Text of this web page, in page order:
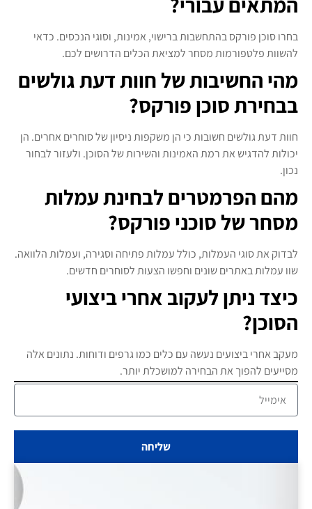
שליחה
בחרו סוכן פורקס בהתחשבות ברישוי, אמינות, וסוגי הנכסים. כדאי
להשוות פלטפורמות מסחר למציאת הכלים הדרושים לכם.
מהי החשיבות של חוות דעת גולשים
בבחירת סוכן פורקס?
חוות דעת גולשים חשובות כי הן משקפות ניסיון של סוחרים אחרים. הן
יכולות להדגיש את רמת האמינות והשירות של הסוכן. ולעזור לבחור
נכון.
מהם הפרמטרים לבחינת עמלות
מסחר של סוכני פורקס?
לבדוק את סוגי העמלות, כולל עמלות פתיחה וסגירה, ועמלות הלוואה.
שוו עמלות באתרים שונים וחפשו הצעות לסוחרים חדשים.
כיצד ניתן לעקוב אחרי ביצועי
הסוכן?
מעקב אחרי ביצועים נעשה עם כלים כמו גרפים ודוחות. נתונים אלה
מסייעים להפוך את הבחירה למושכלת יותר.